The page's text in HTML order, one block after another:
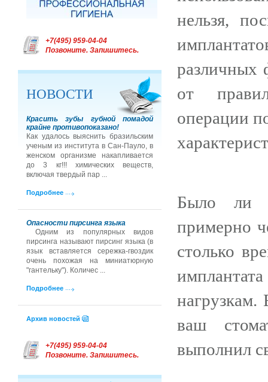
+7(495) 959-04-04
Позвоните. Запишитесь.
НОВОСТИ
Красить зубы губной помадой
крайне противопоказано!
Как удалось выяснить бразильским
ученым из института в Сан-Пауло, в
женском организме накапливается
до 3 кг!!! химических веществ,
включая твердый пар ...
Подробнее
Опасности пирсинга языка
Одним из популярных видов
пирсинга называют пирсинг языка (в
язык вставляется сережка-гвоздик
очень похожая на миниатюрную
"гантельку"). Количес ...
Подробнее
Архив новостей
+7(495) 959-04-04
Позвоните. Запишитесь.
нельзя,
различных
от
операции
Было ли
примерно
столько
нагрузкам.
ваш
выполнил